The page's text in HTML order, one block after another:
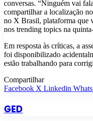
conversas. “Ninguém vai
compartilhar a localização
no X Brasil, plataforma que
nos trending topics na
Em resposta às críticas, a
foi disponibilizado
estão trabalhando para
Compartilhar
Facebook X Linkedin
GED